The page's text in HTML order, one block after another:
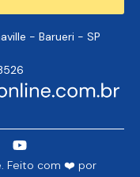
- Barueri - SP
Feito com ❤️ por